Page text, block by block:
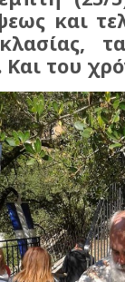
και
του